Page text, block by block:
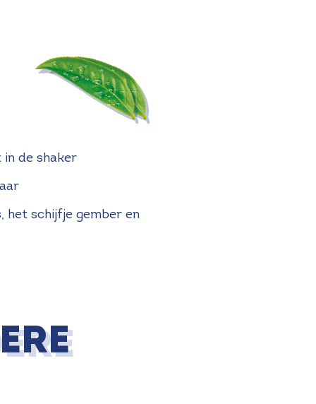
de shaker
het schijfje gember en